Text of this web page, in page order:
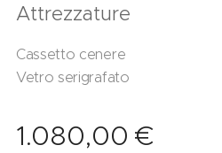
Attrezzature
Cassetto cenere
Vetro serigrafato
1.080,00 €